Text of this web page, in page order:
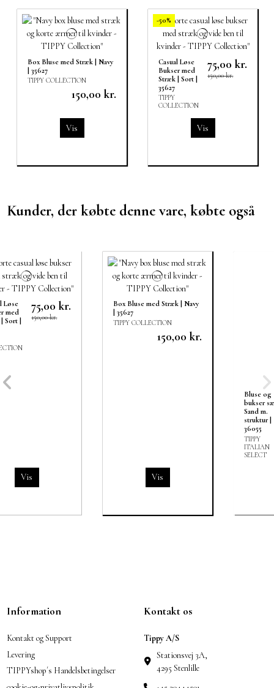
Box Bluse med Stræk | Navy
| 35627
TIPPY COLLECTION
150,00 kr.
Vis
-50%
Casual Løse
Bukser med
Stræk | Sort |
35627
TIPPY
COLLECTION
75,00 kr.
150,00 kr.
Vis
Kunder, der købte denne vare, købte også
Box Bluse med Stræk | Navy
| 35627
TIPPY COLLECTION
bukser sæt |
Sand m.
struktur |
cookie-og-privatlivspolitik
TIPPY størrelses guide
Gæstesporing
Om TIPPY
+45 30444501